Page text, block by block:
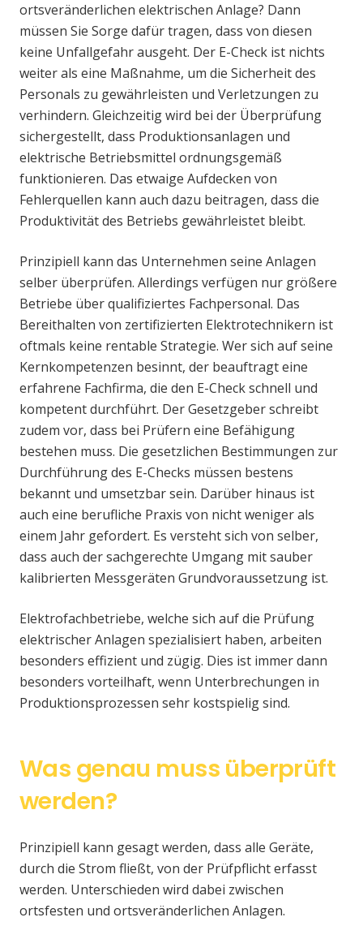
ortsveränderlichen elektrischen Anlage? Dann
müssen Sie Sorge dafür tragen, dass von diesen
keine Unfallgefahr ausgeht. Der E-Check ist nichts
weiter als eine Maßnahme, um die Sicherheit des
Personals zu gewährleisten und Verletzungen zu
verhindern. Gleichzeitig wird bei der Überprüfung
sichergestellt, dass Produktionsanlagen und
elektrische Betriebsmittel ordnungsgemäß
funktionieren. Das etwaige Aufdecken von
Fehlerquellen kann auch dazu beitragen, dass die
Produktivität des Betriebs gewährleistet bleibt.
Prinzipiell kann das Unternehmen seine Anlagen
selber überprüfen. Allerdings verfügen nur größere
Betriebe über qualifiziertes Fachpersonal. Das
Bereithalten von zertifizierten Elektrotechnikern ist
oftmals keine rentable Strategie. Wer sich auf seine
Kernkompetenzen besinnt, der beauftragt eine
erfahrene Fachfirma, die den E-Check schnell und
kompetent durchführt. Der Gesetzgeber schreibt
zudem vor, dass bei Prüfern eine Befähigung
bestehen muss. Die gesetzlichen Bestimmungen zur
Durchführung des E-Checks müssen bestens
bekannt und umsetzbar sein. Darüber hinaus ist
auch eine berufliche Praxis von nicht weniger als
einem Jahr gefordert. Es versteht sich von selber,
dass auch der sachgerechte Umgang mit sauber
kalibrierten Messgeräten Grundvoraussetzung ist.
Elektrofachbetriebe, welche sich auf die Prüfung
elektrischer Anlagen spezialisiert haben, arbeiten
besonders effizient und zügig. Dies ist immer dann
besonders vorteilhaft, wenn Unterbrechungen in
Produktionsprozessen sehr kostspielig sind.
Was genau muss überprüft
werden?
Prinzipiell kann gesagt werden, dass alle Geräte,
durch die Strom fließt, von der Prüfpflicht erfasst
werden. Unterschieden wird dabei zwischen
ortsfesten und ortsveränderlichen Anlagen.